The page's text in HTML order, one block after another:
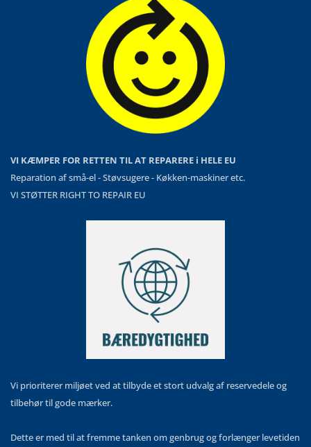
VI KÆMPER FOR RETTEN TIL AT REPARERE i HELE EU
Reparation af små-el - Støvsugere - Køkken-maskiner etc.
VI STØTTER RIGHT TO REPAIR EU
Vi prioriterer miljøet ved at tilbyde et stort udvalg af reservedele og
tilbehør til gode mærker.
Dette er med til at fremme tanken om genbrug og forlænger levetiden